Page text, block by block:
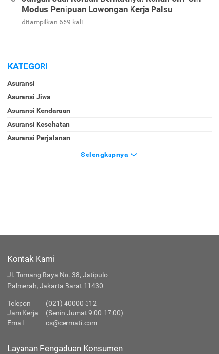
Modus Penipuan Lowongan Kerja Palsu
ditampilkan 659 kali
KATEGORI
Asuransi
Asuransi Jiwa
Asuransi Kendaraan
Asuransi Kesehatan
Asuransi Perjalanan
Selengkapnya
Kontak Kami
Jl. Tomang Raya No. 38, Jatipulo
Palmerah, Jakarta Barat 11430
Telepon : (021) 40000 312
Jam Kerja
: (Senin-Jumat 9:00-17:00)
Email
:cs@cermati.com
Layanan Pengaduan Konsumen